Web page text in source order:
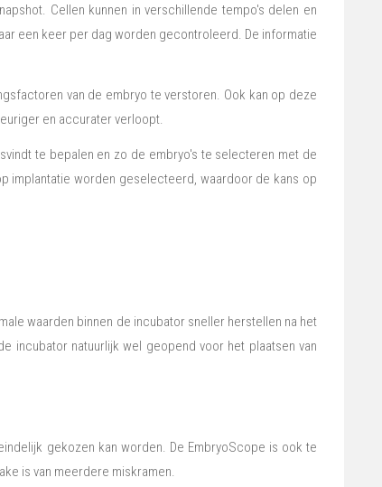
Cellen kunnen in verschillende tempo's delen en
een keer per dag worden gecontroleerd. De informatie
van de embryo te verstoren. Ook kan op deze
en accurater verloopt.
te bepalen en zo de embryo's te selecteren met de
implantatie worden geselecteerd, waardoor de kans op
waarden binnen de incubator sneller herstellen na het
incubator natuurlijk wel geopend voor het plaatsen van
gekozen kan worden. De EmbryoScope is ook te
is van meerdere miskramen.